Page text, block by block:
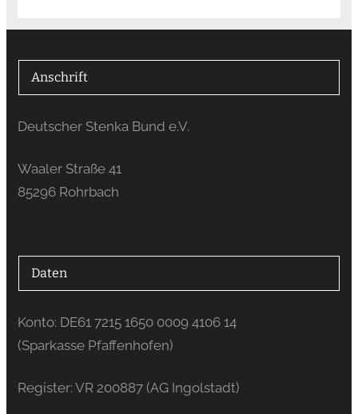
Anschrift
Deutscher Stenka Bund e.V.
Waaler Straße 41
85296 Rohrbach
Daten
Konto: DE61 7215 1650 0009 4106 14
(Sparkasse Pfaffenhofen)
Register: VR 200887 (AG Ingolstadt)